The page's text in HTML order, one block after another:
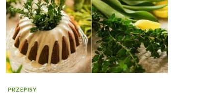
PRZEPISY